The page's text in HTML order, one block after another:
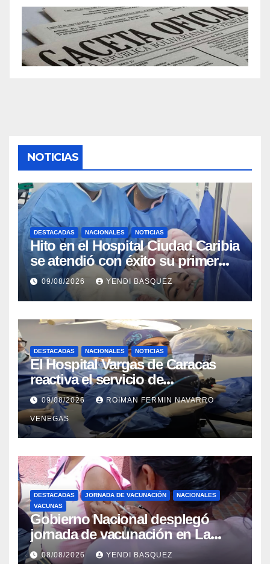
NOTICIAS
DESTACADAS NACIONALES NOTICIAS
Hito en el Hospital Ciudad Caribia
se atendió con éxito su primer
parto gemelar
09/08/2026 YENDI BASQUEZ
DESTACADAS NACIONALES NOTICIAS
El Hospital Vargas de Caracas
reactiva el servicio de
Colangiopancreatografía
Retrógrada Endoscópica para
beneficiar a cientos de pacientes
09/08/2026 ROIMAN FERMIN NAVARRO
VENEGAS
DESTACADAS JORNADA DE VACUNACIÓN
NACIONALES
VACUNAS
Gobierno Nacional desplegó
jornada de vacunación en La
Guaira para garantizar protección
08/08/2026 YENDI BASQUEZ